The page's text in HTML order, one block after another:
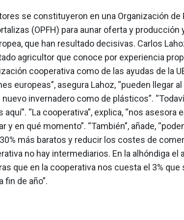
se constituyeron en una Organización de
(OPFH) para aunar oferta y producción
que han resultado decisivas. Carlos
agricultor que conoce por experiencia
cooperativa como de las ayudas de la
europeas”, asegura Lahoz, “pueden llegar
invernadero como de plásticos”.
“La cooperativa”, explica, “nos asesora
y en qué momento”. “También”, añade,
más baratos y reducir los costes de
no hay intermediarios. En la alhóndiga el
que en la cooperativa nos cuesta el 3% que
fin de año”.